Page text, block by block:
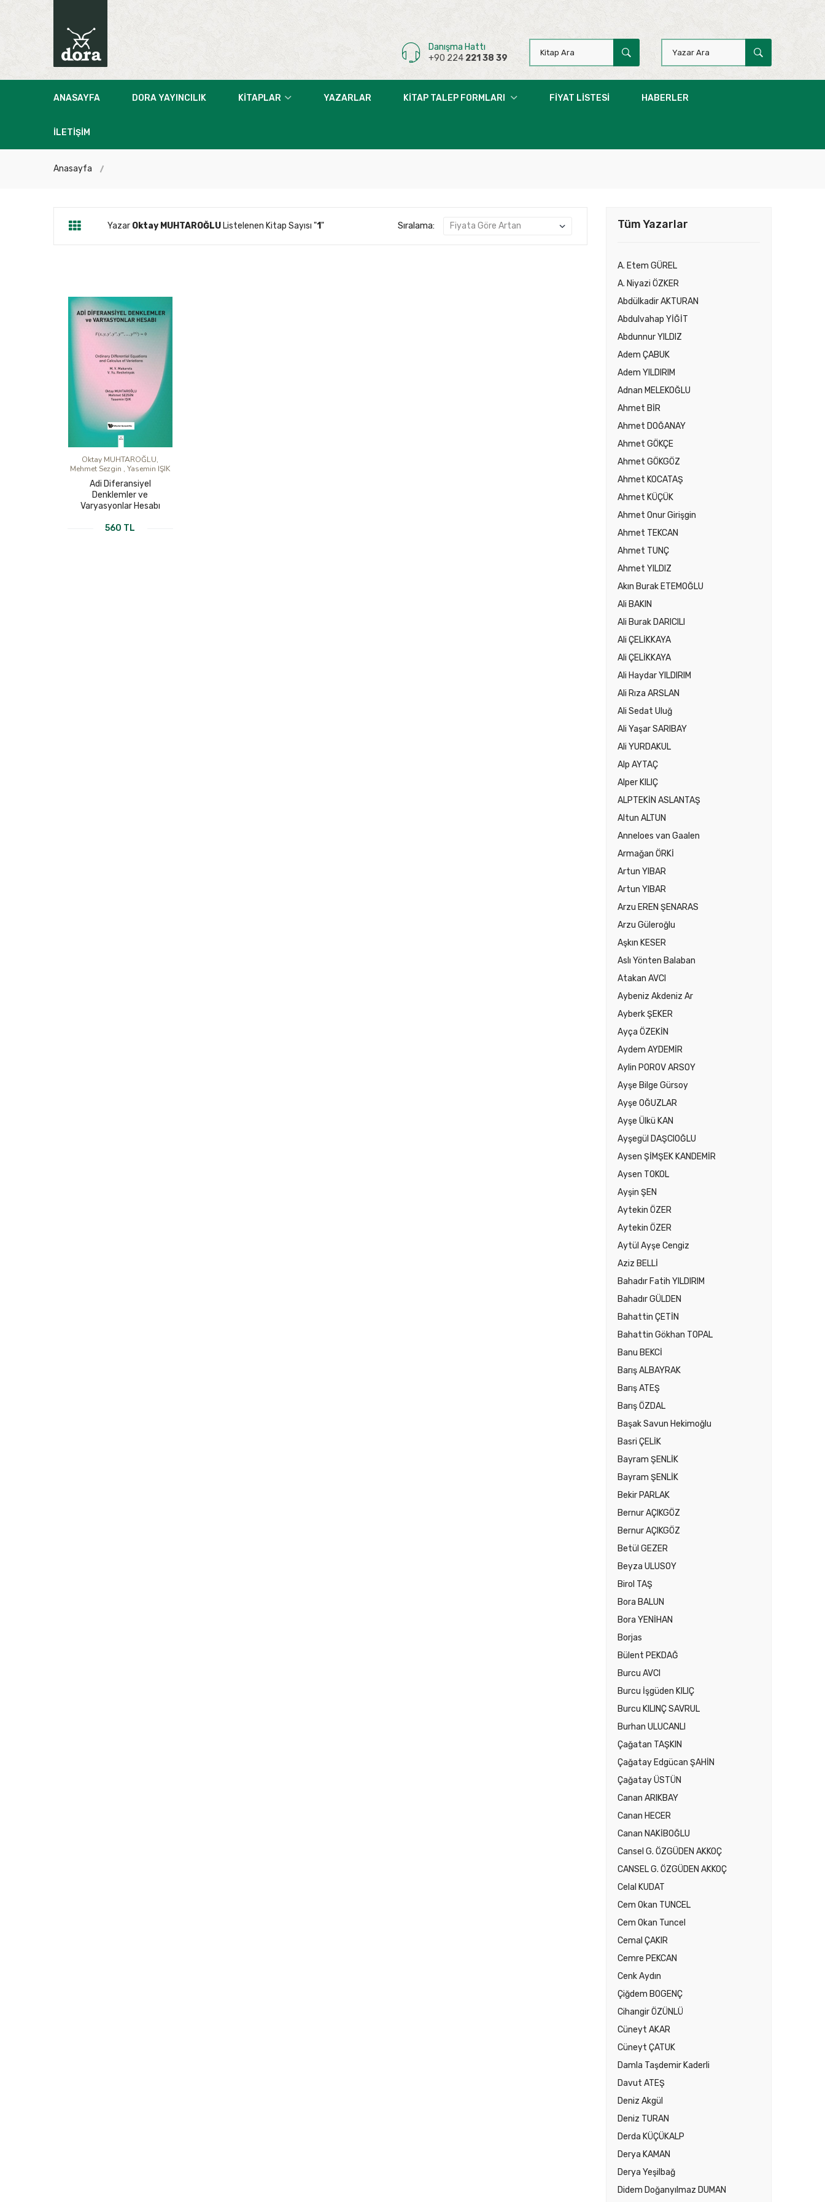
Danışma Hattı
+90 224 221 38 39
ANASAYFA DORA YAYINCILIK KITAPLAR YAZARLAR KITAP TALEP FORMLARI FIYAT LISTESI HABERLER
İLETIŞIM
Anasayfa
Yazar Oktay MUHTAROĞLU Listelenen Kitap Sayısı "1" Sıralama:
Oktay MUHTAROĞLU,
Mehmet Sezgin , Yasemin IŞIK
Adi Diferansiyel
Denklemler ve
Varyasyonlar Hesabı
560 TL
Tüm Yazarlar
A. Etem GÜREL
A. Niyazi ÖZKER
Abdülkadir AKTURAN
Abdulvahap YİĞİT
Abdunnur YILDIZ
Adem ÇABUK
Adem YILDIRIM
Adnan MELEKOĞLU
Ahmet BİR
Ahmet DOĞANAY
Ahmet GÖKÇE
Ahmet GÖKGÖZ
Ahmet KOCATAŞ
Ahmet KÜÇÜK
Ahmet Onur Girişgin
Ahmet TEKCAN
Ahmet TUNÇ
Ahmet YILDIZ
Akın Burak ETEMOĞLU
Ali BAKIN
Ali Burak DARICILI
Ali ÇELİKKAYA
Ali ÇELİKKAYA
Ali Haydar YILDIRIM
Ali Rıza ARSLAN
Ali Sedat Uluğ
Ali Yaşar SARIBAY
Ali YURDAKUL
Alp AYTAÇ
Alper KILIÇ
ALPTEKİN ASLANTAŞ
Altun ALTUN
Anneloes van Gaalen
Armağan ÖRKİ
Artun YIBAR
Artun YIBAR
Arzu EREN ŞENARAS
Arzu Güleroğlu
Aşkın KESER
Aslı Yönten Balaban
Atakan AVCI
Aybeniz Akdeniz Ar
Ayberk ŞEKER
Ayça ÖZEKİN
Aydem AYDEMİR
Aylin POROV ARSOY
Ayşe Bilge Gürsoy
Ayşe OĞUZLAR
Ayşe Ülkü KAN
Ayşegül DAŞCIOĞLU
Aysen ŞİMŞEK KANDEMİR
Aysen TOKOL
Ayşin ŞEN
Aytekin ÖZER
Aytekin ÖZER
Aytül Ayşe Cengiz
Aziz BELLİ
Bahadır Fatih YILDIRIM
Bahadır GÜLDEN
Bahattin ÇETİN
Bahattin Gökhan TOPAL
Banu BEKCİ
Barış ALBAYRAK
Barış ATEŞ
Barış ÖZDAL
Başak Savun Hekimoğlu
Basri ÇELİK
Bayram ŞENLİK
Bayram ŞENLİK
Bekir PARLAK
Bernur AÇIKGÖZ
Bernur AÇIKGÖZ
Betül GEZER
Beyza ULUSOY
Birol TAŞ
Bora BALUN
Bora YENİHAN
Borjas
Bülent PEKDAĞ
Burcu AVCI
Burcu İşgüden KILIÇ
Burcu KILINÇ SAVRUL
Burhan ULUCANLI
Çağatan TAŞKIN
Çağatay Edgücan ŞAHİN
Çağatay ÜSTÜN
Canan ARIKBAY
Canan HECER
Canan NAKİBOĞLU
Cansel G. ÖZGÜDEN AKKOÇ
CANSEL G. ÖZGÜDEN AKKOÇ
Celal KUDAT
Cem Okan TUNCEL
Cem Okan Tuncel
Cemal ÇAKIR
Cemre PEKCAN
Cenk Aydın
Çiğdem BOGENÇ
Cihangir ÖZÜNLÜ
Cüneyt AKAR
Cüneyt ÇATUK
Damla Taşdemir Kaderli
Davut ATEŞ
Deniz Akgül
Deniz TURAN
Derda KÜÇÜKALP
Derya KAMAN
Derya Yeşilbağ
Didem Doğanyılmaz DUMAN